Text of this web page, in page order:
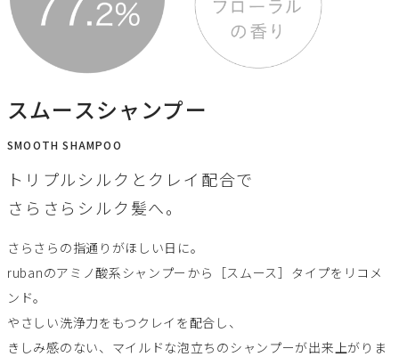
スムースシャンプー
SMOOTH SHAMPOO
トリプルシルクとクレイ配合で
さらさらシルク髪へ。
さらさらの指通りがほしい日に。
rubanのアミノ酸系シャンプーから［スムース］タイプをリコメ
ンド。
やさしい洗浄力をもつクレイを配合し、
きしみ感のない、マイルドな泡立ちのシャンプーが出来上がりま